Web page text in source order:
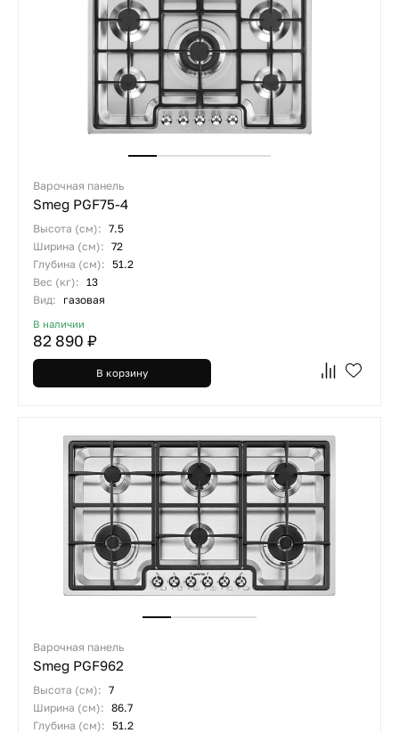
Варочная панель
Smeg PGF75-4
Высота (см): 7.5
Ширина (см): 72
Глубина (см): 51.2
Вес (кг): 13
Вид:
газовая
В наличии
82 890 ₽
В корзину
Варочная панель
Smeg PGF962
Высота (см): 7
Ширина (см): 86.7
Глубина (см): 51.2